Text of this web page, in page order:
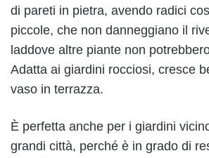
di pareti in pietra, avendo radici
piccole, che non danneggiano il
laddove altre piante non
Adatta ai giardini rocciosi, cresce
vaso in terrazza.
È perfetta anche per i giardini
grandi città, perché è in grado di